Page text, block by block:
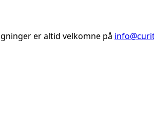
er altid velkomne på